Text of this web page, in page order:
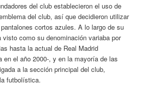
del club establecieron el uso de
del club, así que decidieron utilizar
cortos azules. A lo largo de su
visto como su denominación variaba por
hasta la actual de Real Madrid
en el año 2000-, y en la mayoría de las
a la sección principal del club,
la futbolística.